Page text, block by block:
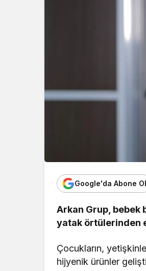
Google'da Abone Ol
Arkan Grup, bebek
yatak örtülerinden
Çocukların,
hijyenik ürünler